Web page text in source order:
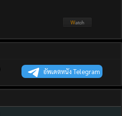
อัพเดตหนัง Telegram